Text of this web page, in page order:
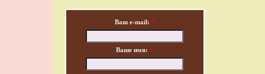
Ваш e-mail: *
Ваше имя: *